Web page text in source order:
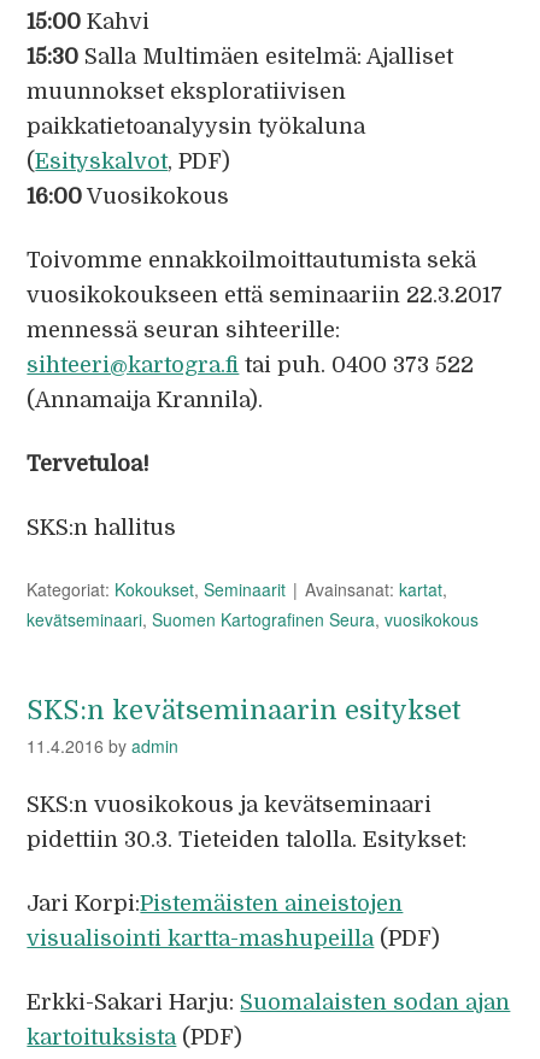
15:00 Kahvi
15:30 Salla Multimäen esitelmä: Ajalliset
muunnokset eksploratiivisen
paikkatietoanalyysin työkaluna
(Esityskalvot, PDF)
16:00Vuosikokous
Toivomme ennakkoilmoittautumista sekä
vuosikokoukseen että seminaariin 22.3.2017
mennessä seuran sihteerille:
sihteeri@kartogra.fi tai puh. 0400 373 522
(Annamaija Krannila).
Tervetuloa!
SKS:n hallitus
Kategoriat: Kokoukset,Seminaarit Avainsanat:kartat,
kevätseminaari,Suomen Kartografinen Seura,vuosikokous
SKS:n kevätseminaarin esitykset
11.4.2016 byadmin
SKS:n vuosikokous ja kevätseminaari
pidettiin 30.3. Tieteiden talolla. Esitykset:
Jari Korpi:Pistemäisten aineistojen
visualisointi kartta-mashupeilla(PDF)
Erkki-Sakari Harju: Suomalaisten sodan ajan
kartoituksista(PDF)